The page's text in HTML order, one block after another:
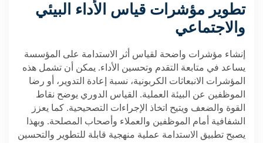
تطوير مؤشرات قياس الأداء البيئي
والاجتماعي
إنشاء مؤشرات واضحة لقياس أثر الاستدامة على المؤسسة
يساعد في متابعة التقدم وتحسين الأداء. يمكن أن تشمل هذه
المؤشرات الانبعاثات الكربونية، نسبة إعادة التدوير، أو رضا
الموظفين عن البيئة العملية. القياس الدوري يوضح نقاط
القوة والضعف ويتيح اتخاذ الإجراءات التصحيحية. كما يعزز
الشفافية أمام الموظفين والعملاء وأصحاب المصلحة. وبهذا
يصبح تطبيق الاستدامة عملية منهجية قابلة للتطوير والتحسين